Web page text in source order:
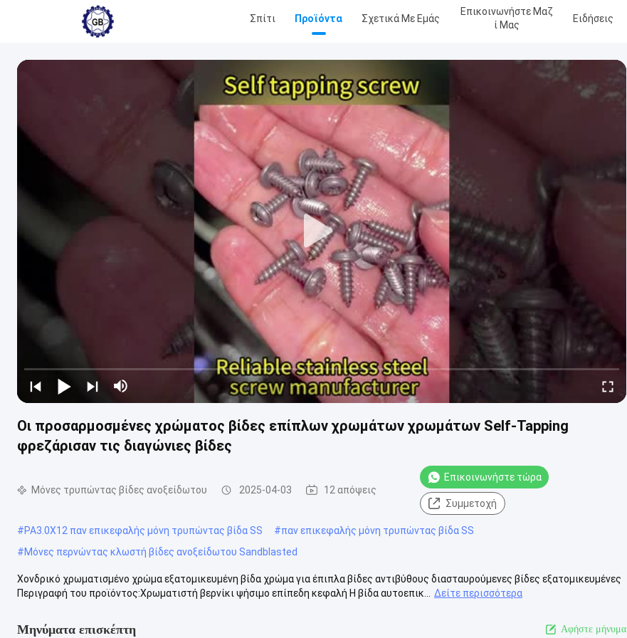
Σπίτι Προϊόντα Σχετικά Με Εμάς
Επικοινωνήστε Μαζ
Ί Μας
Ειδήσεις
Οι προσαρμοσμένες χρώματος βίδες επίπλων χρωμάτων χρωμάτων Self-Tapping
φρεζάρισαν τις διαγώνιες βίδες
Μόνες τρυπώντας βίδες ανοξείδωτου 2025-04-03 12 απόψεις
Επικοινωνήστε τώρα
Συμμετοχή
#PA3.0X12 παν επικεφαλής μόνη τρυπώντας βίδα SS #παν επικεφαλής μόνη τρυπώντας βίδα SS
#Μόνες περνώντας κλωστή βίδες ανοξείδωτου Sandblasted
Χονδρικό χρωματισμένο χρώμα εξατομικευμένη βίδα χρώμα για έπιπλα βίδες αντιβύθους διασταυρούμενες βίδες εξατομικευμένες
Περιγραφή του προϊόντος:Χρωματιστή βερνίκι ψήσιμο επίπεδη κεφαλή Η βίδα αυτοεπικ...
Δείτε περισσότερα
Μηνύματα επισκέπτη Αφήστε μήνυμα